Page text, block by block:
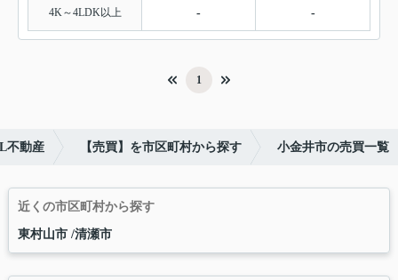
4K～4LDK以上 - -
1
不動産 【売買】を市区町村から探す 小金井市の売買一覧
近くの市区町村から探す
東村山市 清瀬市